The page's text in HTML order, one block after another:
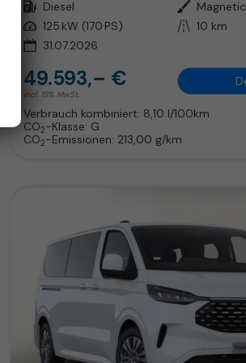
Kraftstoff Diesel Außenfarbe
Leistung 125 kW (170 PS) Kilometerstand 10 km
31.07.2026
49.593,– €
incl. 19% MwSt.
Verbrauch kombiniert: 8,10 l/100km
CO2-Klasse: G
CO2-Emissionen: 213,00 g/km